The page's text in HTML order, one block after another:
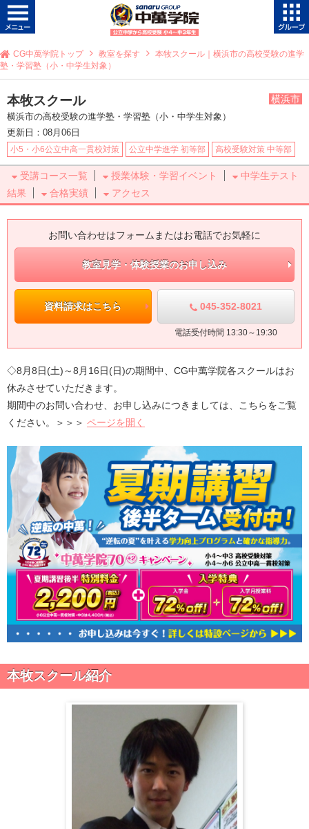
CG中萬学院トップ 教室を探す
本牧スクール｜横浜市の高校受験の進学
塾・学習塾（小・中学生対象）
本牧スクール 横浜市
横浜市の高校受験の進学塾・学習塾（小・中学生対象）
更新日：08月06日
小5・小6公立中高一貫校対策 公立中学進学 初等部 高校受験対策 中等部
受講コース一覧 授業体験・学習イベント
中学生テスト
結果
合格実績 アクセス
お問い合わせはフォームまたはお電話でお気軽に
教室見学・体験授業のお申し込み
資料請求はこちら 045-352-8021
電話受付時間 13:30～19:30
◇8月8日(土)～8月16日(日)の期間中、CG中萬学院各スクールはお
休みさせていただきます。
期間中のお問い合わせ、お申し込みにつきましては、こちらをご覧
ください。＞＞＞ ページを開く
本牧スクール紹介